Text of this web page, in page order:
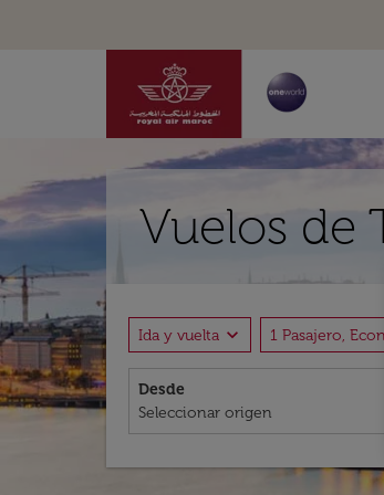
Vuelos de
Ida y vuelta expand_more 1 Pasajero,
Desde